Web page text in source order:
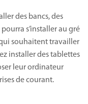
des bancs, des
s’installer au gré
souhaitent travailler
installer des tablettes
leur ordinateur
de courant.